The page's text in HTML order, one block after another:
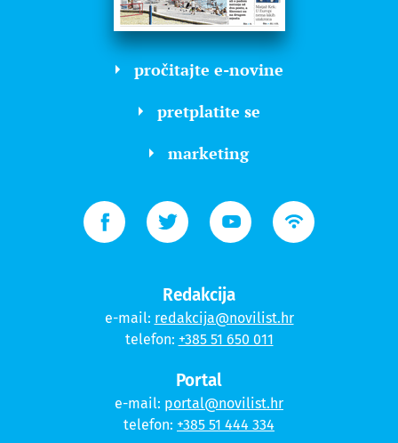
pročitajte e-novine
pretplatite se
marketing
Redakcija
e-mail: redakcija@novilist.hr
telefon: +385 51 650 011
Portal
e-mail: portal@novilist.hr
telefon: +385 51 444 334